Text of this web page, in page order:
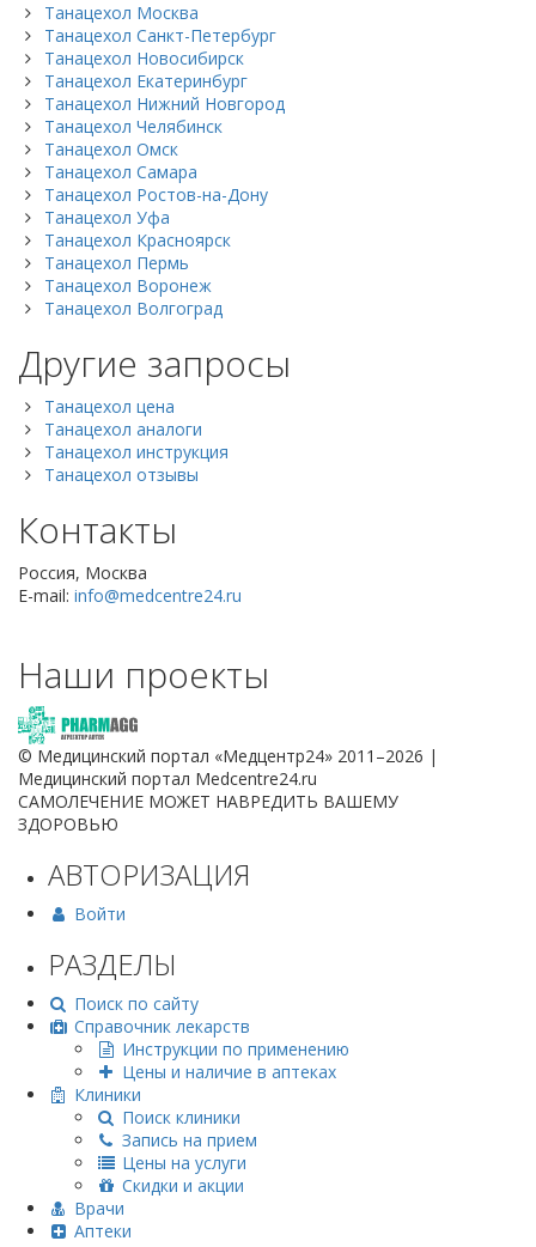
Танацехол Москва
Танацехол Санкт-Петербург
Танацехол Новосибирск
Танацехол Екатеринбург
Танацехол Нижний Новгород
Танацехол Челябинск
Танацехол Омск
Танацехол Самара
Танацехол Ростов-на-Дону
Танацехол Уфа
Танацехол Красноярск
Танацехол Пермь
Танацехол Воронеж
Танацехол Волгоград
Другие запросы
Танацехол цена
Танацехол аналоги
Танацехол инструкция
Танацехол отзывы
Контакты
Россия, Москва
E-mail: info@medcentre24.ru
Наши проекты
© Медицинский портал «Медцентр24» 2011–2026 |
Медицинский портал Medcentre24.ru
САМОЛЕЧЕНИЕ МОЖЕТ НАВРЕДИТЬ ВАШЕМУ
ЗДОРОВЬЮ
АВТОРИЗАЦИЯ
Войти
РАЗДЕЛЫ
Поиск по сайту
Справочник лекарств
Инструкции по применению
Цены и наличие в аптеках
Клиники
Поиск клиники
Запись на прием
Цены на услуги
Скидки и акции
Врачи
Аптеки